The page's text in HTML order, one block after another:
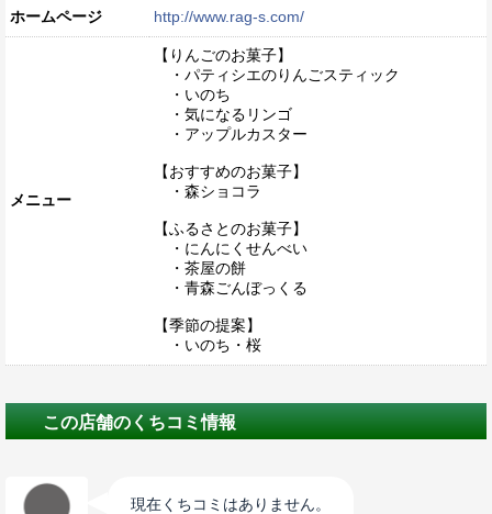
ホームページ http://www.rag-s.com/
メニュー
【りんごのお菓子】
・パティシエのりんごスティック
・いのち
・気になるリンゴ
・アップルカスター
【おすすめのお菓子】
・森ショコラ
【ふるさとのお菓子】
・にんにくせんべい
・茶屋の餅
・青森ごんぼっくる
【季節の提案】
・いのち・桜
この店舗のくちコミ情報
現在くちコミはありません。